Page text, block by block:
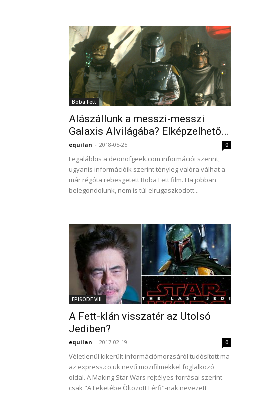
Boba Fett
Alászállunk a messzi-messzi
Galaxis Alvilágába? Elképzelhető…
equilan - 2018-05-25 0
Legalábbis a deonofgeek.com információi szerint,
ugyanis információik szerint tényleg valóra válhat a
már régóta rebesgetett Boba Fett film. Ha jobban
belegondolunk, nem is túl elrugaszkodott...
EPISODE VIII.
A Fett-klán visszatér az Utolsó
Jediben?
equilan - 2017-02-19 0
Véletlenül kikerült információmorzsáról tudósított ma
az express.co.uk nevű mozifilmekkel foglalkozó
oldal. A Making Star Wars rejtélyes forrásai szerint
csak "A Feketébe Öltözött Férfi"-nak nevezett